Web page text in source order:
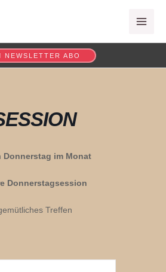
NEWSLETTER ABO
Donnerstag im Monat
Donnerstagsession
Treffen